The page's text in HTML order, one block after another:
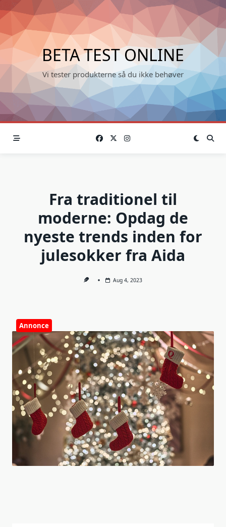
Skip
to
content
BETA TEST ONLINE
Vi tester produkterne så du ikke behøver
Fra traditionel til
moderne: Opdag de
nyeste trends inden for
julesokker fra Aida
Aug 4, 2023
Annonce